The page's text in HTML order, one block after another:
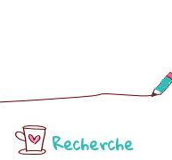
Recherche